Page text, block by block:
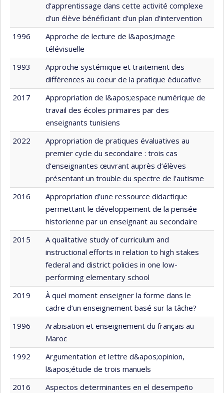
d’apprentissage dans cette activité complexe
d’un élève bénéficiant d’un plan d’intervention
1996
Approche de lecture de l&apos;image
télévisuelle
1993
Approche systémique et traitement des
différences au coeur de la pratique éducative
2017
Appropriation de l&apos;espace numérique de
travail des écoles primaires par des
enseignants tunisiens
2022
Appropriation de pratiques évaluatives au
premier cycle du secondaire : trois cas
d’enseignantes œuvrant auprès d’élèves
présentant un trouble du spectre de l’autisme
2016
Appropriation d’une ressource didactique
permettant le développement de la pensée
historienne par un enseignant au secondaire
2015
A qualitative study of curriculum and
instructional efforts in relation to high stakes
federal and district policies in one low-
performing elementary school
2019
À quel moment enseigner la forme dans le
cadre d’un enseignement basé sur la tâche?
1996
Arabisation et enseignement du français au
Maroc
1992
Argumentation et lettre d&apos;opinion,
l&apos;étude de trois manuels
2016
Aspectos determinantes en el desempeño